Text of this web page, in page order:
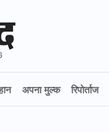
अपना मुल्क रिपोर्ताज